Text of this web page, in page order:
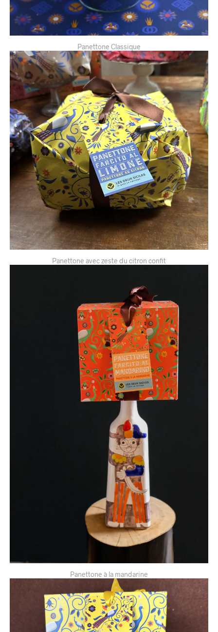
Panettone Classique
Panettone avec zeste du citron confit
Panettone à la mandarine